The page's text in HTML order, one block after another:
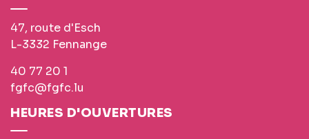
47, route d'Esch
L-3332 Fennange
40 77 20 1
fgfc@fgfc.lu
HEURES D'OUVERTURES